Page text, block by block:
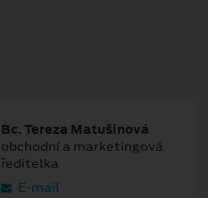
Bc. Tereza Matušinová
obchodní a marketingová
ředitelka
E‑mail